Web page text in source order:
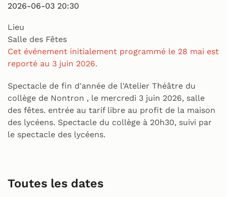
2026-06-03 20:30
Lieu
Salle des Fêtes
Cet événement initialement programmé le 28 mai est
reporté au 3 juin 2026.
Spectacle de fin d'année de l'Atelier Théâtre du
collège de Nontron , le mercredi 3 juin 2026, salle
des fêtes. entrée au tarif libre au profit de la maison
des lycéens. Spectacle du collège à 20h30, suivi par
le spectacle des lycéens.
Toutes les dates